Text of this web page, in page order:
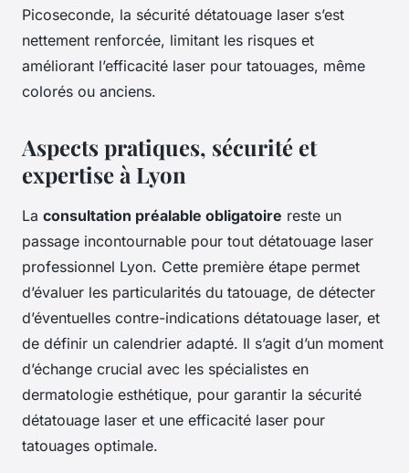
Picoseconde, la sécurité détatouage laser s’est
nettement renforcée, limitant les risques et
améliorant l’efficacité laser pour tatouages, même
colorés ou anciens.
Aspects pratiques, sécurité et
expertise à Lyon
La consultation préalable obligatoire reste un
passage incontournable pour tout détatouage laser
professionnel Lyon. Cette première étape permet
d’évaluer les particularités du tatouage, de détecter
d’éventuelles contre-indications détatouage laser, et
de définir un calendrier adapté. Il s’agit d’un moment
d’échange crucial avec les spécialistes en
dermatologie esthétique, pour garantir la sécurité
détatouage laser et une efficacité laser pour
tatouages optimale.